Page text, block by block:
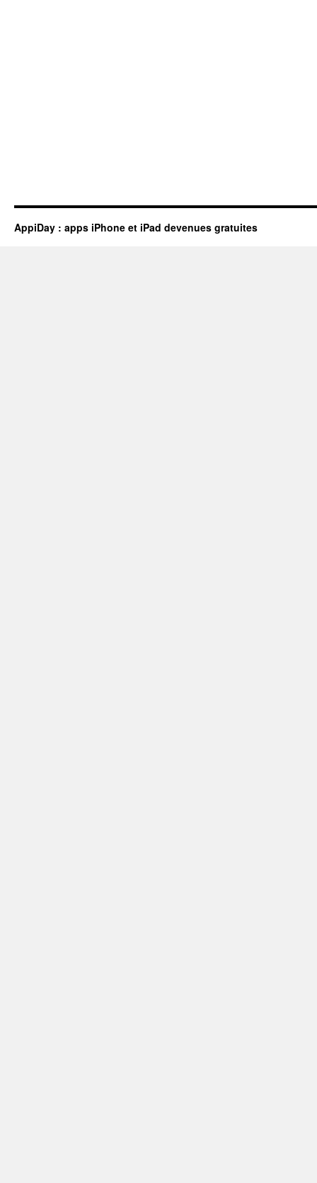
AppiDay : apps iPhone et iPad devenues gratuites